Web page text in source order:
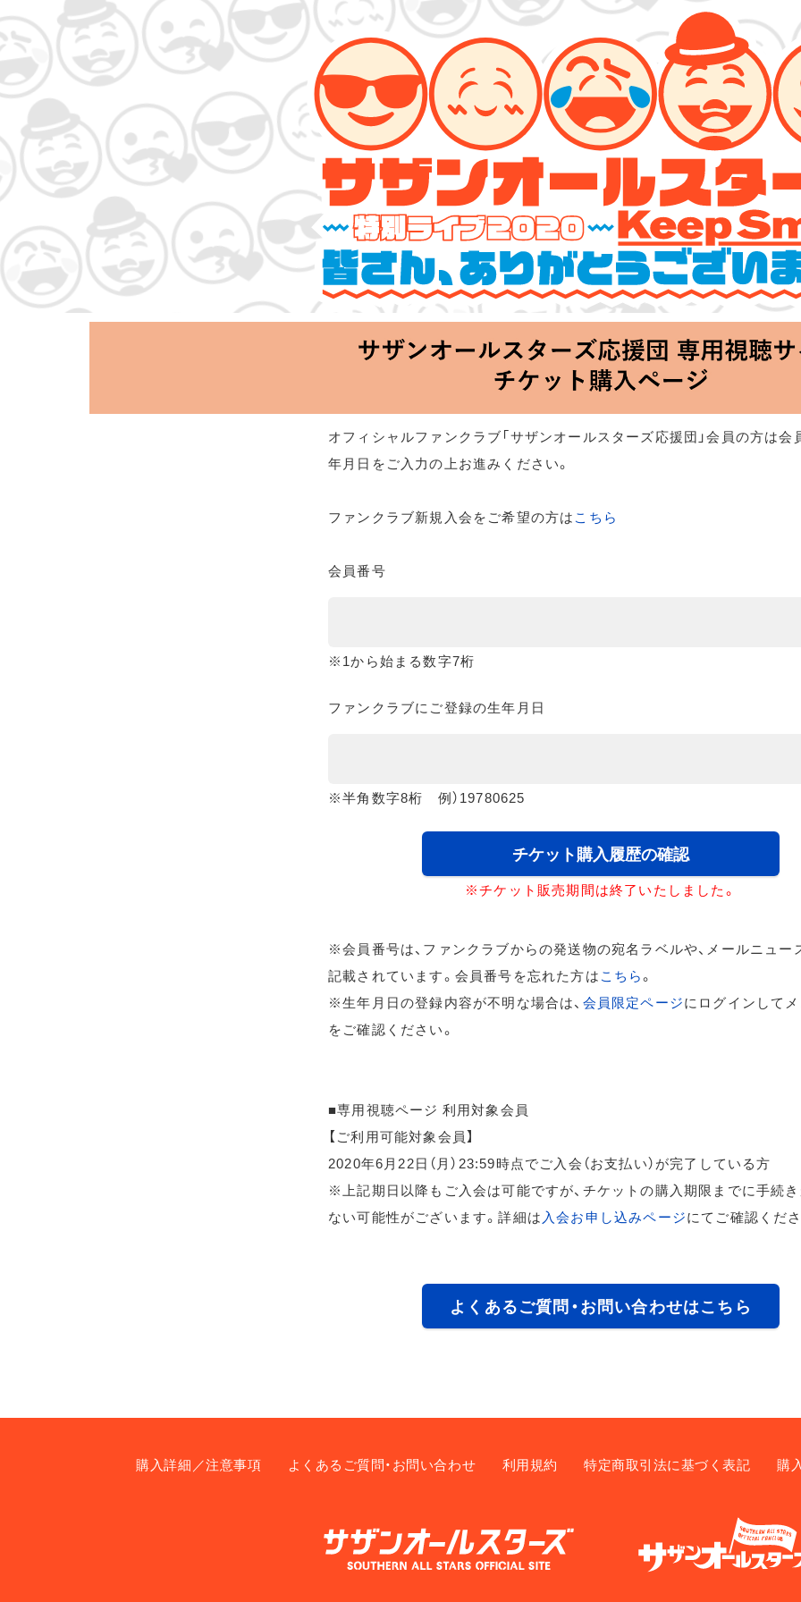
サザンオールスターズ 特別ライブ 2020
「Keep Smilin’～皆さん、ありがとうございます!!～」
2020.06.25 Thu 20:00 Start at 横浜アリーナ
オフィシャルファンクラブ「サザンオールスターズ応援団」会員の方は会
年月日をご入力の上お進みください。
ファンクラブ新規入会をご希望の方はこちら
会員番号
※1から始まる数字7桁
ファンクラブにご登録の生年月日
※半角数字8桁 例）19780625
チケット購入履歴の確認
※チケット販売期間は終了いたしました。
※会員番号は、ファンクラブからの発送物の宛名ラベルや、メールニュー
記載されています。会員番号を忘れた方はこちら。
※生年月日の登録内容が不明な場合は、 会員限定ページにログインして
をご確認ください。
■専用視聴ページ 利用対象会員
【ご利用可能対象会員】
2020年6月22日（月）23:59時点でご入会（お支払い）が完了している方
※上記期日以降もご入会は可能ですが、チケットの購入期限までに手続
ない可能性がございます。詳細は入会お申し込みページにてご確認くださ
よくあるご質問・お問い合わせはこちら
購入詳細／注意事項 よくあるご質問・お問い合わせ 利用規約 特定商取引法に基づく表記 購